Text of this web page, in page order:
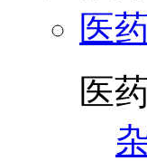
医
医